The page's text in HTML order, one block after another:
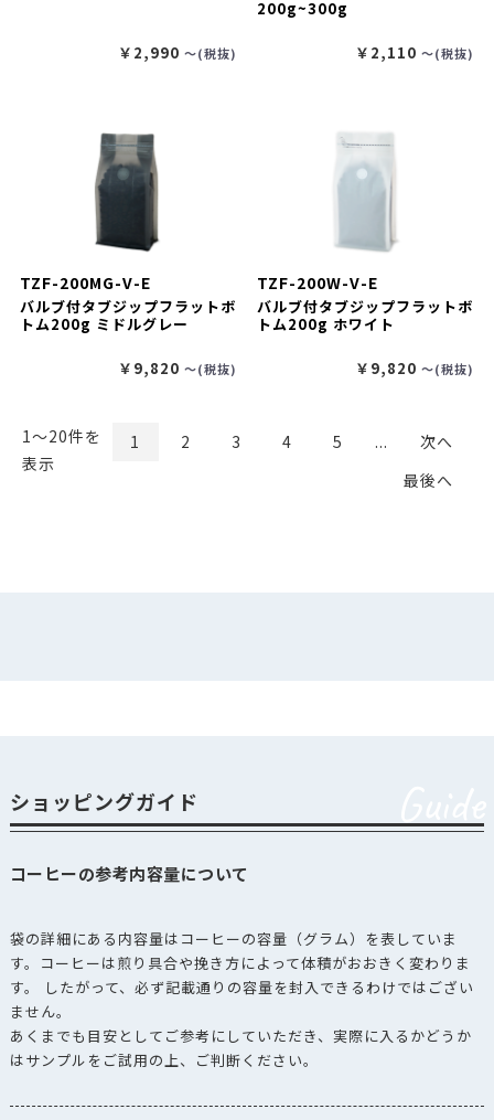
￥2,990 〜(税抜)
200g~300g
￥2,110 〜(税抜)
TZF-200MG-V-E
バルブ付タブジップフラットボ
トム200g ミドルグレー
￥9,820 〜(税抜)
TZF-200W-V-E
バルブ付タブジップフラットボ
トム200g ホワイト
￥9,820 〜(税抜)
1〜20件を
表示
1 2 3 4 5 ...
次へ
最後へ
ショッピングガイド
コーヒーの参考内容量について
袋の詳細にある内容量はコーヒーの容量（グラム）を表していま
す。コーヒーは煎り具合や挽き方によって体積がおおきく変わりま
す。 したがって、必ず記載通りの容量を封入できるわけではござい
ません。
あくまでも目安としてご参考にしていただき、実際に入るかどうか
はサンプルをご試用の上、ご判断ください。